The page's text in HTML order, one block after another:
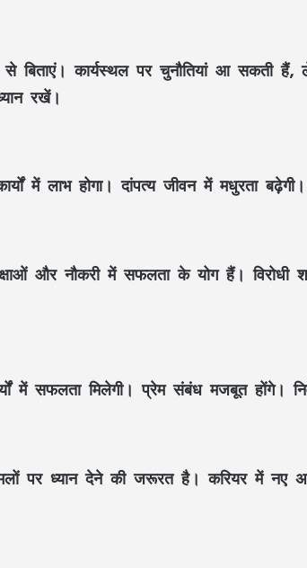
से बिताएं। कार्यस्थल पर चुनौतियां आ सकती
रखें।
में लाभ होगा। दांपत्य जीवन में मधुरता
और नौकरी में सफलता के योग हैं।
में सफलता मिलेगी। प्रेम संबंध मजबूत
पर ध्यान देने की जरूरत है। करियर में